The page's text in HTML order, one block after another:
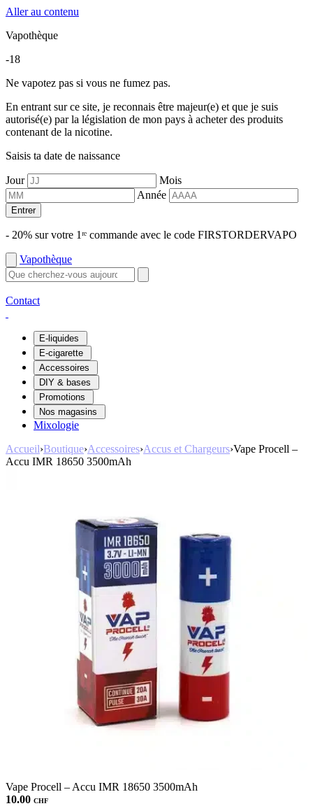
Aller au contenu
Vapothèque
-18
Ne vapotez pas si vous ne fumez pas.
En entrant sur ce site, je reconnais être majeur(e) et que je suis
autorisé(e) par la législation de mon pays à acheter des produits
contenant de la nicotine.
Saisis ta date de naissance
Jour
Mois
Année
Entrer
- 20% sur votre 1ʳᵉ commande avec le code FIRSTORDERVAPO
Vapothèque
Contact
E-liquides
E-cigarette
Accessoires
DIY & bases
Promotions
Nos magasins
Mixologie
Accueil›Boutique›Accessoires›Accus et Chargeurs›Vape Procell –
Accu IMR 18650 3500mAh
Vape Procell – Accu IMR 18650 3500mAh
10.00 CHF